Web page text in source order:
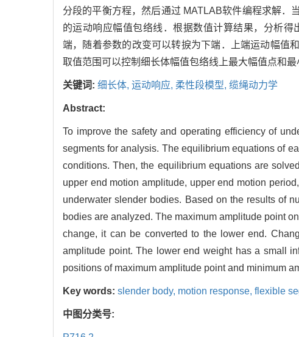
分段的平衡方程，然后通过 MATLAB软件编程求解
的运动响应幅值包络线．根据数值计算结果，分析
端，随着参数的改变可以转捩为下端．上端运动幅值
取值范围可以控制细长体幅值包络线上最大幅值点和最
关键词: 细长体, 运动响应, 柔性段模型, 缆绳动力学
Abstract:
To improve the safety and operating efficiency of
segments for analysis. The equilibrium equations of
conditions. Then, the equilibrium equations are
upper end motion amplitude, upper end motion
underwater slender bodies. Based on the results of
bodies are analyzed. The maximum amplitude point
change, it can be converted to the lower end.
amplitude point. The lower end weight has a small
positions of maximum amplitude point and minimum
Key words: slender body, motion response, flexible
中图分类号: